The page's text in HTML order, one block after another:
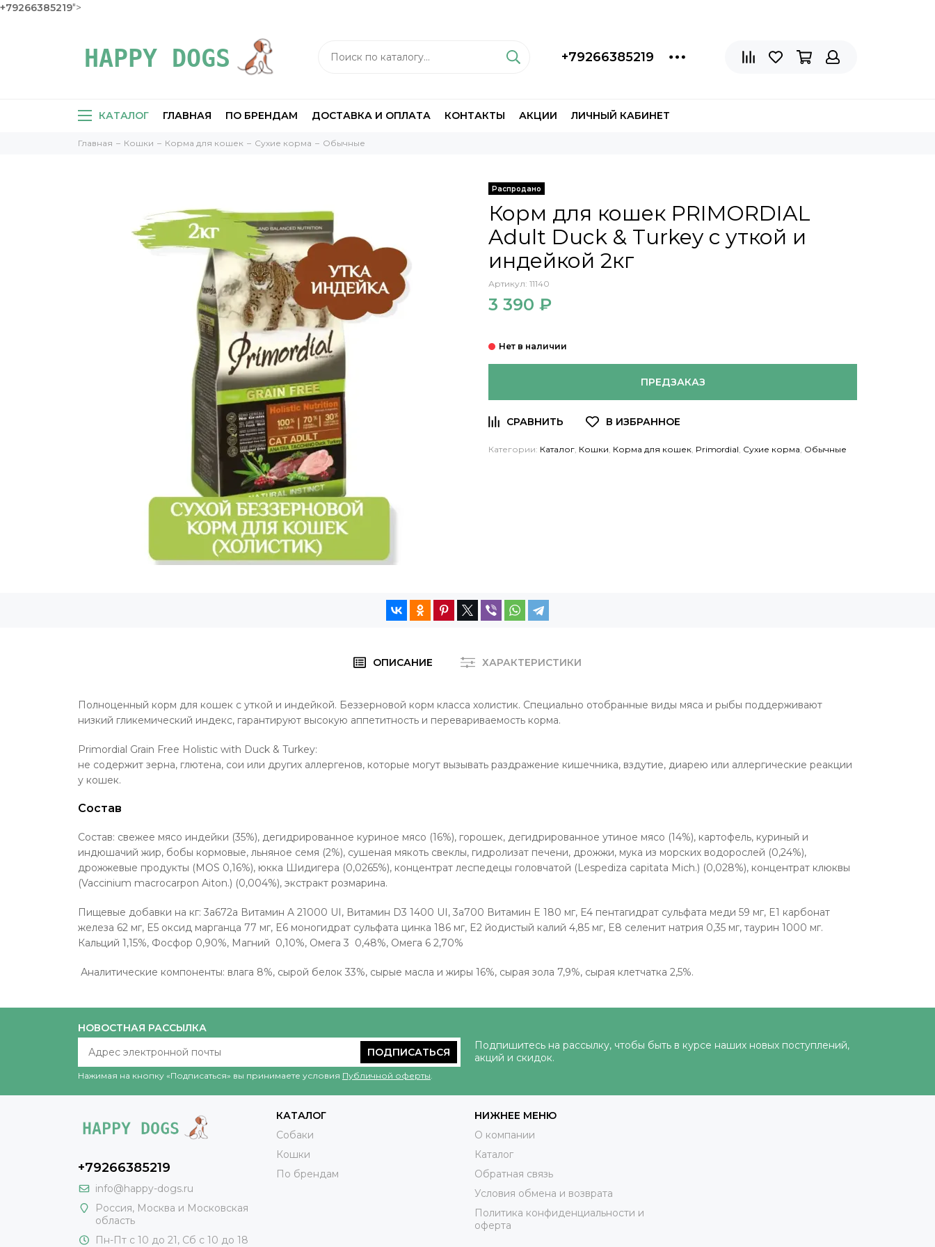
+79266385219">
+79266385219
КАТАЛОГ ГЛАВНАЯ ПО БРЕНДАМ ДОСТАВКА И ОПЛАТА КОНТАКТЫ АКЦИИ ЛИЧНЫЙ КАБИНЕТ
Главная Кошки Корма для кошек Сухие корма Обычные
Распродано
Корм для кошек PRIMORDIAL
Adult Duck & Turkey с уткой и
индейкой 2кг
Артикул: 11140
3 390 ₽
ПРЕДЗАКАЗ
Категории: Каталог Кошки Корма для кошек Primordial Сухие корма Обычные
ОПИСАНИЕ ХАРАКТЕРИСТИКИ
Полноценный корм для кошек с уткой и индейкой. Беззерновой корм класса холистик. Специально отобранные виды мяса и рыбы поддерживают
низкий гликемический индекс, гарантируют высокую аппетитность и перевариваемость корма.
Primordial Grain Free Holistic with Duck & Turkey:
не содержит зерна, глютена, сои или других аллергенов, которые могут вызывать раздражение кишечника, вздутие, диарею или аллергические реакции
у кошек.
Состав
Состав: свежее мясо индейки (35%), дегидрированное куриное мясо (16%), горошек, дегидрированное утиное мясо (14%), картофель, куриный и
индюшачий жир, бобы кормовые, льняное семя (2%), сушеная мякоть свеклы, гидролизат печени, дрожжи, мука из морских водорослей (0,24%),
дрожжевые продукты (MOS 0,16%), юкка Шидигера (0,0265%), концентрат леспедецы головчатой (Lespediza capitata Mich.) (0,028%), концентрат клюквы
(Vaccinium macrocarpon Aiton.) (0,004%), экстракт розмарина.
Пищевые добавки на кг: 3a672a Витамин A 21000 UI, Витамин D3 1400 UI, 3a700 Витамин E 180 мг, E4 пентагидрат сульфата меди 59 мг, E1 карбонат
железа 62 мг, E5 оксид марганца 77 мг, E6 моногидрат сульфата цинка 186 мг, E2 йодистый калий 4,85 мг, E8 селенит натрия 0,35 мг, таурин 1000 мг.
Кальций 1,15%, Фосфор 0,90%, Магний 0,10%, Омега 3 0,48%, Омега 6 2,70%
Аналитические компоненты: влага 8%, сырой белок 33%, сырые масла и жиры 16%, сырая зола 7,9%, сырая клетчатка 2,5%.
НОВОСТНАЯ РАССЫЛКА
ПОДПИСАТЬСЯ
Нажимая на кнопку «Подписаться» вы принимаете условия Публичной оферты.
Подпишитесь на рассылку, чтобы быть в курсе наших новых поступлений,
акций и скидок.
+79266385219
info@happy-dogs.ru
Россия, Москва и Московская
область
Пн-Пт с 10 до 21, Сб с 10 до 18
КАТАЛОГ
Собаки
Кошки
По брендам
НИЖНЕЕ МЕНЮ
О компании
Каталог
Обратная связь
Условия обмена и возврата
Политика конфиденциальности и
оферта